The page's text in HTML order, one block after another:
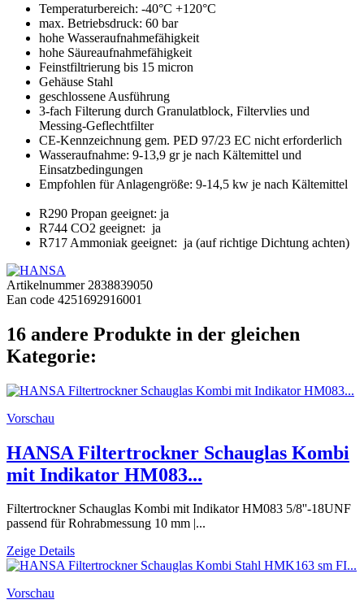
Temperaturbereich: -40°C +120°C
max. Betriebsdruck: 60 bar
hohe Wasseraufnahmefähigkeit
hohe Säureaufnahmefähigkeit
Feinstfiltrierung bis 15 micron
Gehäuse Stahl
geschlossene Ausführung
3-fach Filterung durch Granulatblock, Filtervlies und
Messing-Geflechtfilter
CE-Kennzeichnung gem. PED 97/23 EC nicht erforderlich
Wasseraufnahme: 9-13,9 gr je nach Kältemittel und
Einsatzbedingungen
Empfohlen für Anlagengröße: 9-14,5 kw je nach Kältemittel
R290 Propan geeignet: ja
R744 CO2 geeignet: ja
R717 Ammoniak geeignet: ja (auf richtige Dichtung achten)
Artikelnummer 2838839050
Ean code 4251692916001
16 andere Produkte in der gleichen
Kategorie:
Vorschau
HANSA Filtertrockner Schauglas Kombi
mit Indikator HM083...
Filtertrockner Schauglas Kombi mit Indikator HM083 5/8''-18UNF
passend für Rohrabmessung 10 mm |...
Zeige Details
Vorschau